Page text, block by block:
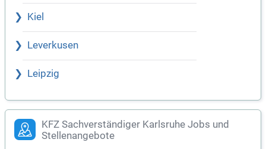
Kiel
Leverkusen
Leipzig
KFZ Sachverständiger Karlsruhe Jobs und
Stellenangebote